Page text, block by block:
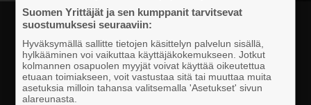
TULE MUKAAN TAPAHTUMIIMME
Katso paikalliset, alueelliset ja valtakunnalliset
tapahtumamme ja koulutuksemme tästä.
Suomen Yrittäjät ja sen kumppanit tarvitsevat
suostumuksesi seuraaviin:
Hyväksymällä sallitte tietojen käsittelyn palvelun sisällä,
hylkääminen voi vaikuttaa käyttäjäkokemukseen. Jotkut
kolmannen osapuolen myyjät voivat käyttää oikeutettua
etuaan toimiakseen, voit vastustaa sitä tai muuttaa muita
asetuksia milloin tahansa valitsemalla 'Asetukset' sivun
alareunasta.